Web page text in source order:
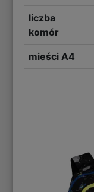
liczba
komór
mieści A4